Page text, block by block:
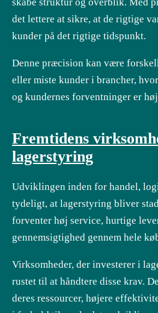
det lettere at sikre, at de rigtige
kunder på det rigtige tidspunkt.
Denne præcision kan være
eller miste kunder i brancher,
og kundernes forventninger er
Fremtidens
lagerstyring
Udviklingen inden for handel,
tydeligt, at lagerstyring bliver
forventer høj service, hurtige
gennemsigtighed gennem hele
Virksomheder, der investerer i
rustet til at håndtere disse krav.
deres ressourcer, højere